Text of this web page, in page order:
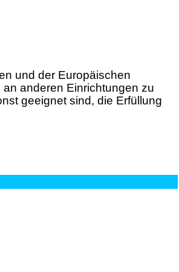
und der Europäischen
anderen Einrichtungen zu
geeignet sind, die Erfüllung